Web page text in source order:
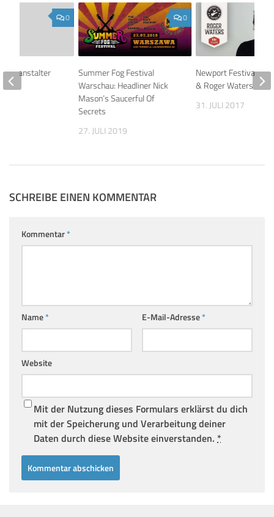
0
Summer Fog Festival
Warschau: Headliner Nick
Mason’s Saucerful Of
Secrets
27. JULI 2019
Newport Festival:
& Roger Waters
31. JULI 2017
0
Veranstalter
SCHREIBE EINEN KOMMENTAR
Kommentar*
Name* E-Mail-Adresse*
Website
Mit der Nutzung dieses Formulars erklärst du dich
mit der Speicherung und Verarbeitung deiner
Daten durch diese Website einverstanden. *